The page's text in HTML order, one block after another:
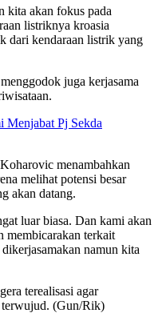
kita akan fokus pada
listriknya kroasia
dari kendaraan listrik yang
juga kerjasama
Menjabat Pj Sekda
menambahkan
melihat potensi besar
akan datang.
luar biasa. Dan kami akan
membicarakan terkait
namun kita
terealisasi agar
terwujud. (Gun/Rik)